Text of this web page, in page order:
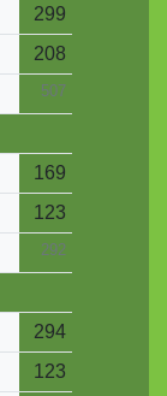
299
208
507
169
123
292
294
123